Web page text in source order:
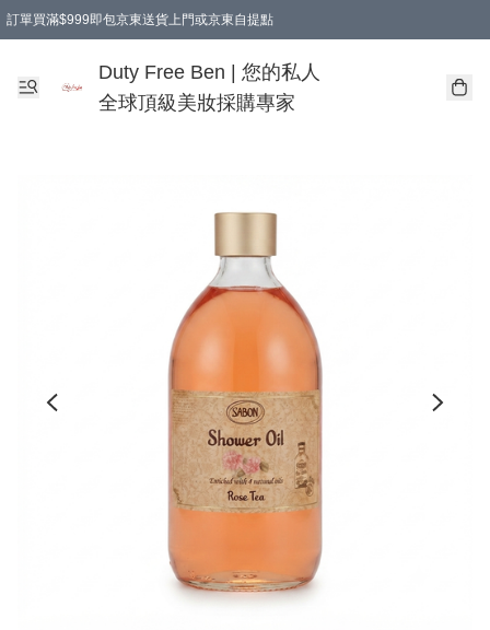
訂單買滿$999即包京東送貨上門或京東自提點
Duty Free Ben | 您的私人
全球頂級美妝採購專家